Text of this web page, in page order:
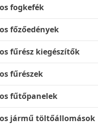
fogkefék
főzőedények
fűrész kiegészítők
fűrészek
fűtőpanelek
jármű töltőállomások